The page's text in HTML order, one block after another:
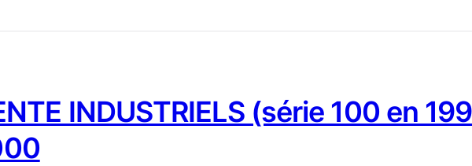
INDUSTRIELS (série 100 en